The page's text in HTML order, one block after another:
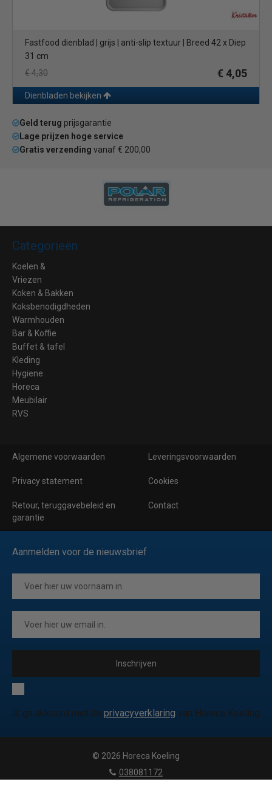
Fastfood dienblad | grijs | anti-slip textuur | Breed 42 x Diep
31 cm
€ 4,30
€ 4,05
Dienbladen bekijken
Geld terug prijsgarantie
Lage prijzen hoge service
Gratis verzending vanaf € 200,00
Categorieën
Koelen &
Vriezen
Koken & Bakken
Koksbenodigdheden
Warmhouden
Bar & Koffie
Buffet & tafel
Kleding
Hygiene
Horeca
Meubilair
RVS
Algemene voorwaarden Leveringsvoorwaarden
Privacy statement Cookies
Retour, teruggavebeleid en
garantie
Contact
Aanmelden voor de nieuwsbrief
Inschrijven
Ik ga akkoord met de privacyverklaring van Horeca Koeling
© 2026 Horeca Koeling
|
038081172